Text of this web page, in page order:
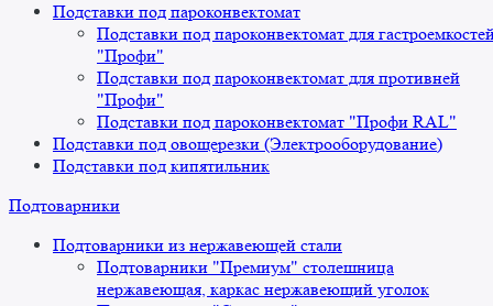
Подставки под пароконвектомат
Подставки под пароконвектомат для
"Профи"
Подставки под пароконвектомат для противней
"Профи"
Подставки под пароконвектомат "Профи RAL"
Подставки под овощерезки (Электрооборудование)
Подставки под кипятильник
Подтоварники
Подтоварники из нержавеющей стали
Подтоварники "Премиум" столешница
нержавеющая, каркас нержавеющий уголок